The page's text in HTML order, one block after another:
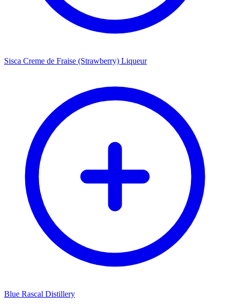
Sisca Creme de Fraise (Strawberry) Liqueur
Blue Rascal Distillery